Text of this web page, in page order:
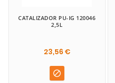
CATALIZADOR PU-IG 120046
2,5L
23,56 €
